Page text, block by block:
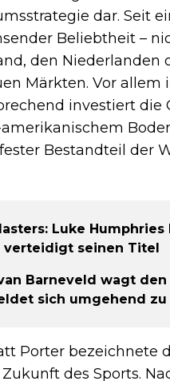
dar. Seit
Beliebtheit –
den Niederlanden
Märkten. Vor allem
investiert die
Bestandteil der
Luke
verteidigt seinen Titel
Barneveld wagt den
sich umgehend
Porter bezeichnete
des Sports.